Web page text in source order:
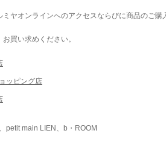
ヤオンラインへのアクセスならびに商品のご購
買い求めください。
ッピング店
petit main LIEN、b・ROOM